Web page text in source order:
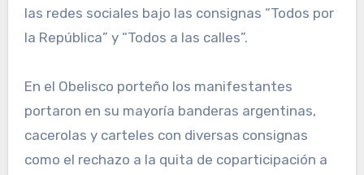
las redes sociales bajo las consignas “Todos por
la República” y “Todos a las calles”.
En el Obelisco porteño los manifestantes
portaron en su mayoría banderas argentinas,
cacerolas y carteles con diversas consignas
como el rechazo a la quita de coparticipación a